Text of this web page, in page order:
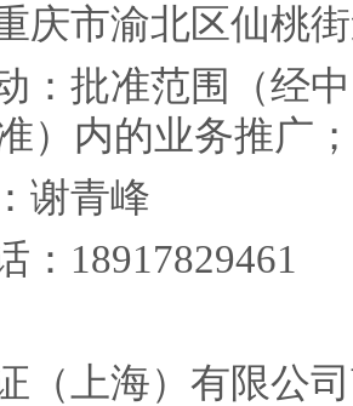
庆市渝北区仙桃
：批准范围（经
）内的业务推广；
谢青峰
：18917829461
（上海）有限公